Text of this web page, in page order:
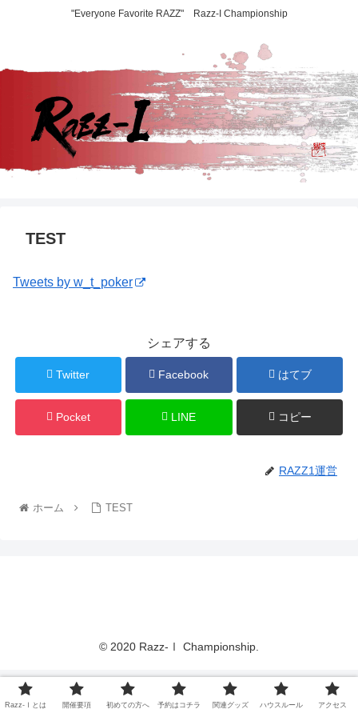
"Everyone Favorite RAZZ" Razz-I Championship
TEST
Tweets by w_t_poker
シェアする
Twitter Facebook はてブ
Pocket LINE コピー
RAZZ1運営
ホーム TEST
© 2020 Razz-Ⅰ Championship.
Razz-Ⅰとは 開催要項 初めての方へ 予約はコチラ 関連グッズ ハウスルール アクセス